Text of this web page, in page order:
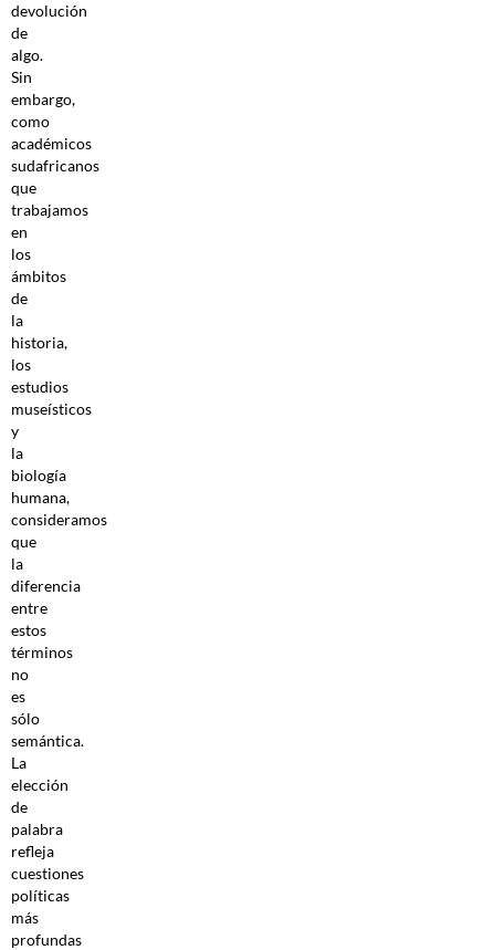
devolución
de
algo.
Sin
embargo,
como
académicos
sudafricanos
que
trabajamos
en
los
ámbitos
de
la
historia,
los
estudios
museísticos
y
la
biología
humana,
consideramos
que
la
diferencia
entre
estos
términos
no
es
sólo
semántica.
La
elección
de
palabra
refleja
cuestiones
políticas
más
profundas